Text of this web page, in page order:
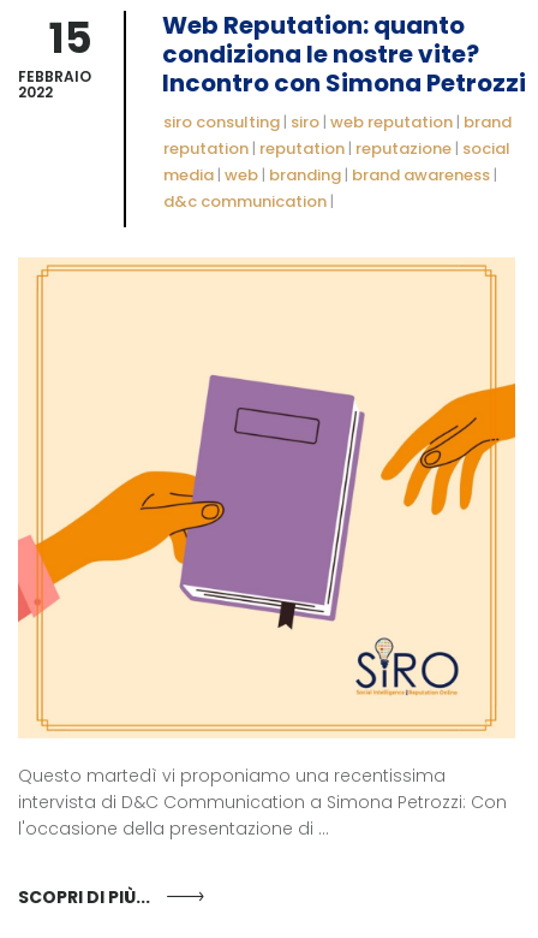
15
FEBBRAIO
2022
Web Reputation: quanto
condiziona le nostre vite?
Incontro con Simona Petrozzi
siro consulting | siro | web reputation | brand
reputation | reputation | reputazione | social
media | web | branding | brand awareness |
d&c communication |
Questo martedì vi proponiamo una recentissima
intervista di D&C Communication a Simona Petrozzi: Con
l'occasione della presentazione di ...
SCOPRI DI PIÙ...